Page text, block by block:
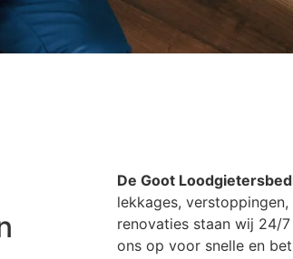
De Goot
lekkages,
renovaties staan wij 24/
ons op voor snelle en